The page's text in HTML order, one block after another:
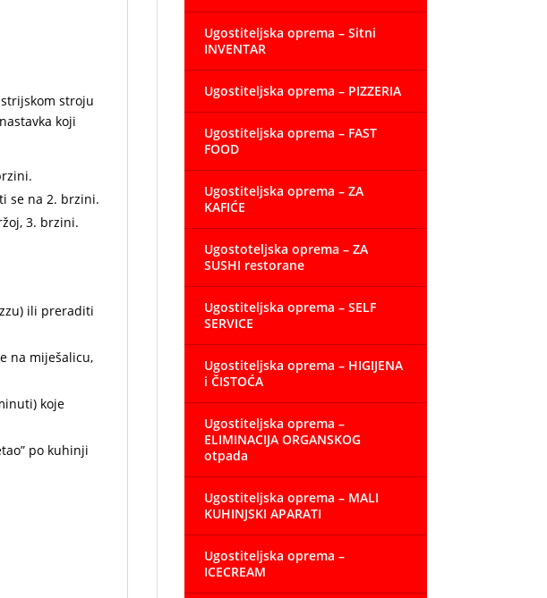
stroju
koji
se na 2. brzini.
3. brzini.
ili preraditi
na miješalicu,
koje
po kuhinji
Ugostiteljska oprema – Sitni
INVENTAR
Ugostiteljska oprema – PIZZERIA
Ugostiteljska oprema – FAST
FOOD
Ugostiteljska oprema – ZA
KAFIĆE
Ugostoteljska oprema – ZA
SUSHI restorane
Ugostiteljska oprema – SELF
SERVICE
Ugostiteljska oprema – HIGIJENA
i ČISTOĆA
Ugostiteljska oprema –
ELIMINACIJA ORGANSKOG
otpada
Ugostiteljska oprema – MALI
KUHINJSKI APARATI
Ugostiteljska oprema –
ICECREAM